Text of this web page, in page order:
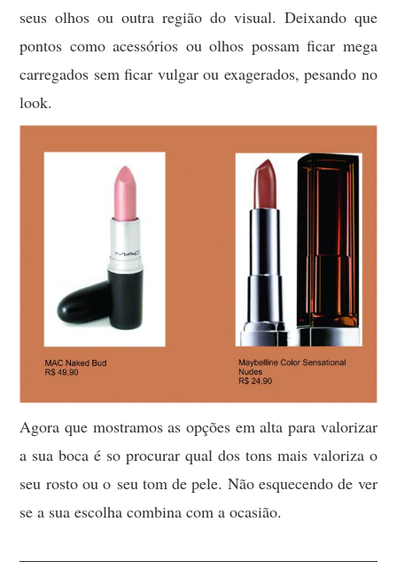
seus olhos ou outra região do visual. Deixando que
pontos como acessórios ou olhos possam ficar mega
carregados sem ficar vulgar ou exagerados, pesando no
look.
Agora que mostramos as opções em alta para valorizar
a sua boca é so procurar qual dos tons mais valoriza o
seu rosto ou o seu tom de pele. Não esquecendo de ver
se a sua escolha combina com a ocasião.